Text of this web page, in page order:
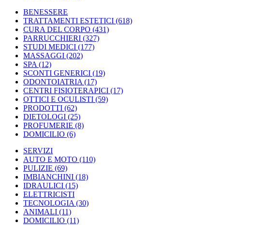
BENESSERE
TRATTAMENTI ESTETICI (618)
CURA DEL CORPO (431)
PARRUCCHIERI (327)
STUDI MEDICI (177)
MASSAGGI (202)
SPA (12)
SCONTI GENERICI (19)
ODONTOIATRIA (17)
CENTRI FISIOTERAPICI (17)
OTTICI E OCULISTI (59)
PRODOTTI (62)
DIETOLOGI (25)
PROFUMERIE (8)
DOMICILIO (6)
SERVIZI
AUTO E MOTO (110)
PULIZIE (69)
IMBIANCHINI (18)
IDRAULICI (15)
ELETTRICISTI
TECNOLOGIA (30)
ANIMALI (11)
DOMICILIO (11)